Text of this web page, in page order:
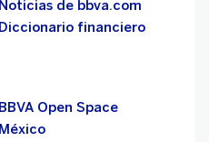
Noticias de bbva.com
Diccionario financiero
BBVA Open Space
México